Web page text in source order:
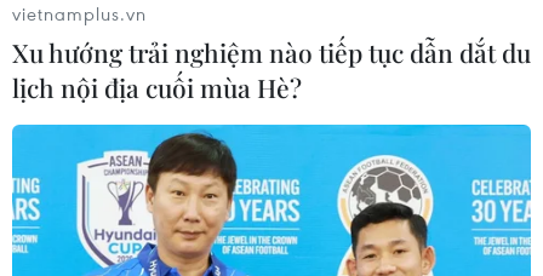
vietnamplus.vn
Xu hướng trải nghiệm nào tiếp tục dẫn dắt du
lịch nội địa cuối mùa Hè?